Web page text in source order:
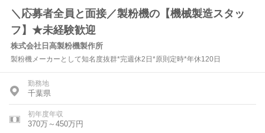
＼応募者全員と面接／製粉機の【機械製造スタッ
フ】★未経験歓迎
株式会社日高製粉機製作所
製粉機メーカーとして知名度抜群*完週休2日*原則定時*年休120日
勤務地
千葉県
初年度年収
370万～450万円